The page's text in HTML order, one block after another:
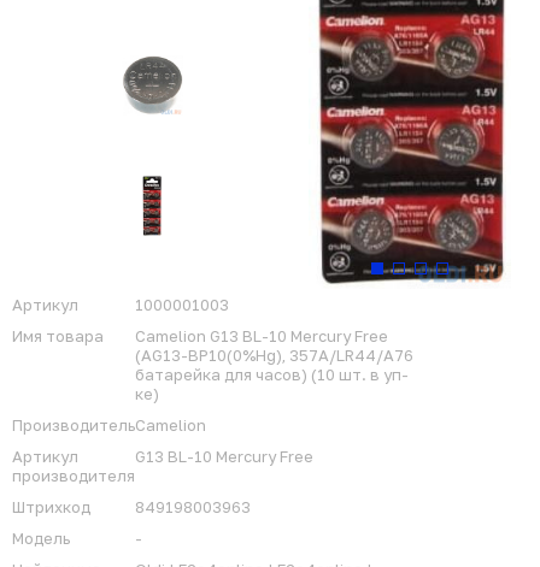
Артикул
1000001003
Имя товара
Camelion G13 BL-10 Mercury Free
(AG13-BP10(0%Hg), 357A/LR44/A76
батарейка для часов) (10 шт. в уп-
ке)
ПроизводительCamelion
Артикул
производителя
G13 BL-10 Mercury Free
Штрихкод
849198003963
Модель
-